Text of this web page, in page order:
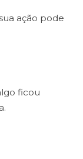
ação pode
ficou